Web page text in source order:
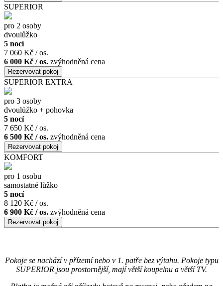
SUPERIOR
pro 2 osoby
dvoulůžko
5 nocí
7 060 Kč / os.
6 000 Kč / os. zvýhodněná cena
SUPERIOR EXTRA
pro 3 osoby
dvoulůžko + pohovka
5 nocí
7 650 Kč / os.
6 500 Kč / os. zvýhodněná cena
KOMFORT
pro 1 osobu
samostatné lůžko
5 nocí
8 120 Kč / os.
6 900 Kč / os. zvýhodněná cena
Pokoje se nachází v přízemí nebo v 1. patře bez výtahu. Pokoje typu
SUPERIOR jsou prostornější, mají větší koupelnu a větší TV.